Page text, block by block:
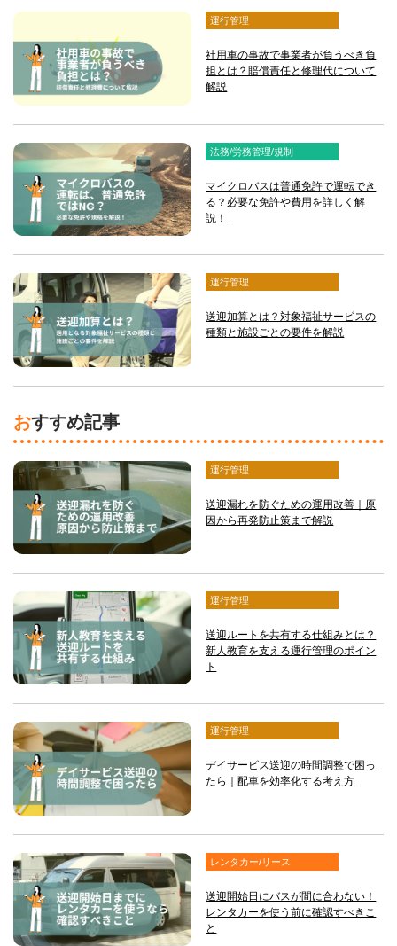
運行管理
社用車の事故で事業者が負うべき負
担とは？賠償責任と修理代について
解説
法務/労務管理/規制
マイクロバスは普通免許で運転でき
る？必要な免許や費用を詳しく解
説！
運行管理
送迎加算とは？対象福祉サービスの
種類と施設ごとの要件を解説
おすすめ記事
運行管理
送迎漏れを防ぐための運用改善｜原
因から再発防止策まで解説
運行管理
送迎ルートを共有する仕組みとは？
新人教育を支える運行管理のポイン
ト
運行管理
デイサービス送迎の時間調整で困っ
たら｜配車を効率化する考え方
レンタカー/リース
送迎開始日にバスが間に合わない！
レンタカーを使う前に確認すべきこ
と